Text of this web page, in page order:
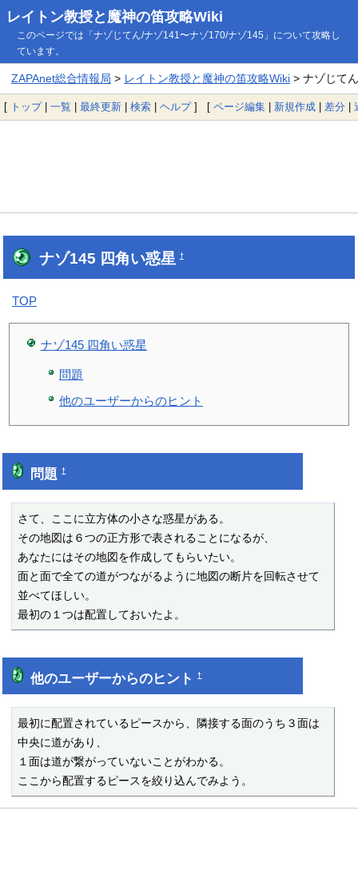
レイトン教授と魔神の笛攻略Wiki
このページでは「ナゾじてん/ナゾ141〜ナゾ170/ナゾ145」について攻略し
ています。
ZAPAnet総合情報局 > レイトン教授と魔神の笛攻略Wiki> ナゾじて
[ トップ| 一覧 | 最終更新 | 検索 | ヘルプ] [ ページ編集 | 新規作成 | 差分 |
ナゾ145 四角い惑星†
TOP
ナゾ145 四角い惑星
問題
他のユーザーからのヒント
問題†
さて、ここに立方体の小さな惑星がある。
その地図は６つの正方形で表されることになるが、
あなたにはその地図を作成してもらいたい。
面と面で全ての道がつながるように地図の断片を回転させて
並べてほしい。
最初の１つは配置しておいたよ。
他のユーザーからのヒント†
最初に配置されているピースから、隣接する面のうち３面は
中央に道があり、
１面は道が繋がっていないことがわかる。
ここから配置するピースを絞り込んでみよう。